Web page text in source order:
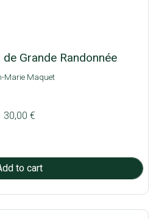
Grande Randonnée
Marie Maquet
30,00 €